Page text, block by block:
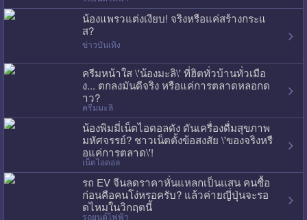
น้องแพรวแต่งเงียบ! จริงหรือแค่สร้างกระแ
ส?
ข่าวบันเทิง
ครีมหน้าใส \'น้องมะลิ\' ที่ฮิตทั่วบ้านทั่วเมือ
ง... ตกลงมันดีจริง หรือแค่การตลาดหลอกด
าว?
ครีมมะลิ
น้องพิมมี่เน็ตไอดอลดัง ดันเครื่องดื่มสุขภาพ
มหัศจรรย์? ชาวเน็ตตั้งข้อสงสัย \'ของจริงหรื
อแค่การตลาด\'!
เน็ตไอดอล
รถ EV จีนลดราคาหั่นแหลกเป็นแสน คนซื้อ
ก่อนคือคนโง่หรอครับ? แล้วค่ายญี่ปุ่นจะรอ
ดไหมในวิกฤตนี้
รถยนต์ไฟฟ้า